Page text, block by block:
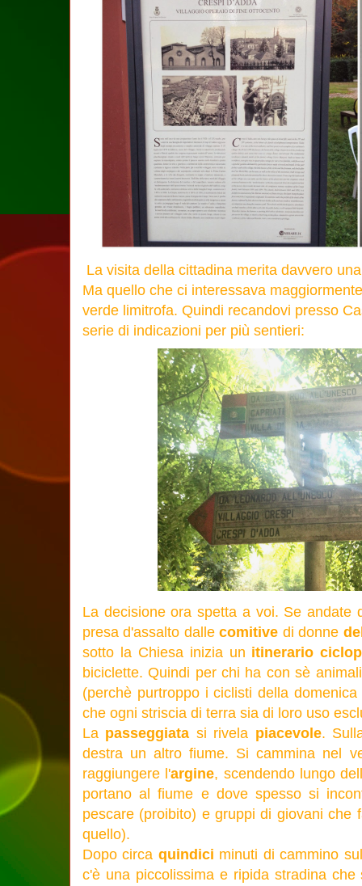
La visita della cittadina merita davvero
Ma quello che ci interessava
verde limitrofa. Quindi recandovi presso
serie di indicazioni per più sentieri:
La decisione ora spetta a voi. Se andate
presa d'assalto dallecomitive di donne
sotto la Chiesa inizia un itinerario
biciclette. Quindi per chi ha con sè
(perchè purtroppo i ciclisti della
che ogni striscia di terra sia di loro uso
La passeggiata si rivela piacevole.
destra un altro fiume. Si cammina nel
raggiungere l'argine, scendendo lungo
portano al fiume e dove spesso si
pescare (proibito) e gruppi di giovani che
quello).
Dopo circa quindici minuti di cammino
c'è una piccolissima e ripida stradina